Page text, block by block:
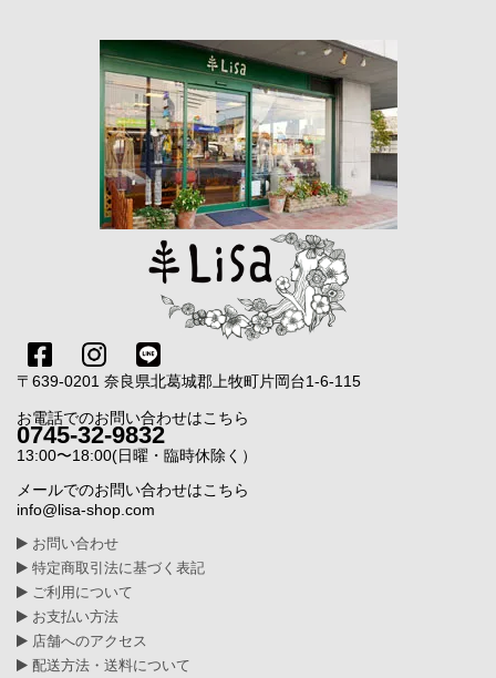
〒639-0201 奈良県北葛城郡上牧町片岡台1-6-115
お電話でのお問い合わせはこちら
0745-32-9832
13:00〜18:00(日曜・臨時休除く）
メールでのお問い合わせはこちら
info@lisa-shop.com
お問い合わせ
特定商取引法に基づく表記
ご利用について
お支払い方法
店舗へのアクセス
配送方法・送料について